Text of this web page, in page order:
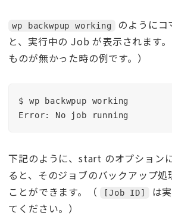
wp backwpup working
のようにコ
と、実行中の Job が表示されます
ものが無かった時の例です。）
$ wp backwpup working
Error: No job running
下記のように、start のオプション
ると、そのジョブのバックアップ
ことができます。（
[Job ID]
は
てください。）